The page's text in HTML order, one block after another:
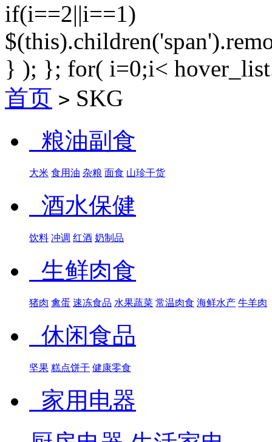
if(i==2||i==1)
} ); }; for( i=0;i<
首页 > SKG
粮油副食
大米 食用油 杂粮 面食 山珍干货
酒水保健
饮料 冲调 红酒 奶制品
生鲜肉食
猪肉 禽蛋 速冻食品 水果蔬菜 常温肉食 海鲜水产 牛羊肉
休闲食品
坚果 糕点饼干 健康零食
家用电器